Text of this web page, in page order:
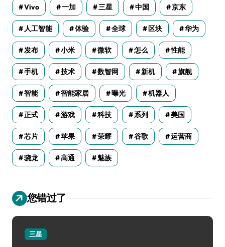
Vivo 一加 三星 中国 京东
人工智能 体验 全球 区块 华为
发布 小米 微软 怎么 性能
手机 技术 数智网 新机 旗舰
智能 智能家居 曝光 机器人
正式 游戏 科技 系列 美国
芯片 苹果 荣耀 谷歌 运营商
骁龙 高通 魅族
您错过了
三星